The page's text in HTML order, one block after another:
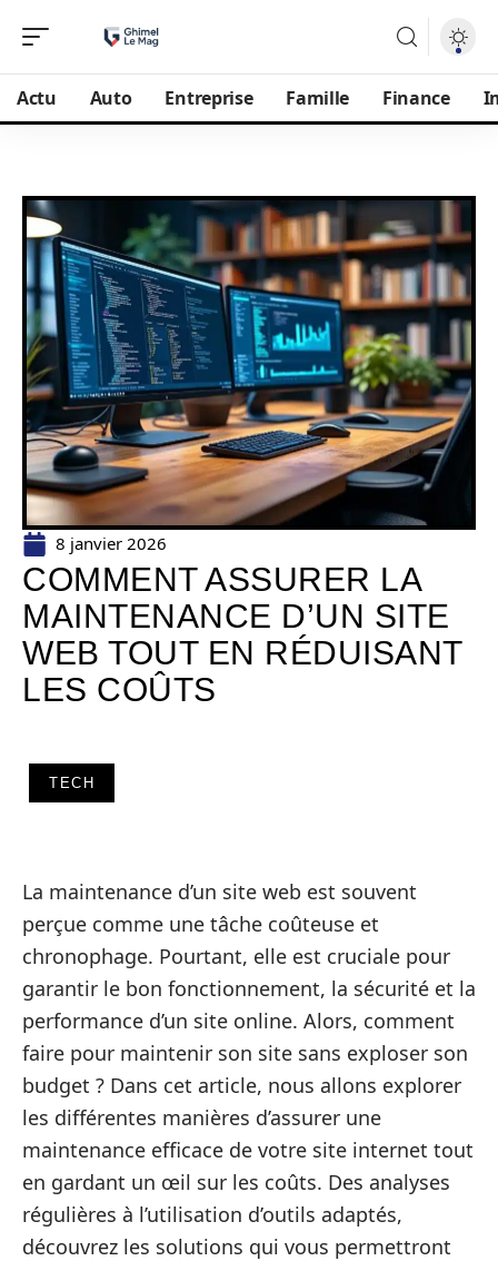
Actu Auto Entreprise Famille Finance
8 janvier 2026
COMMENT ASSURER LA
MAINTENANCE D’UN SITE
WEB TOUT EN RÉDUISANT
LES COÛTS
TECH
La maintenance d’un site web est souvent
perçue comme une tâche coûteuse et
chronophage. Pourtant, elle est cruciale pour
garantir le bon fonctionnement, la sécurité et la
performance d’un site online. Alors, comment
faire pour maintenir son site sans exploser son
budget ? Dans cet article, nous allons explorer
les différentes manières d’assurer une
maintenance efficace de votre site internet tout
en gardant un œil sur les coûts. Des analyses
régulières à l’utilisation d’outils adaptés,
découvrez les solutions qui vous permettront